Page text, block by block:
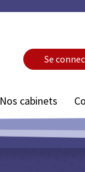
Se
Nos cabinets